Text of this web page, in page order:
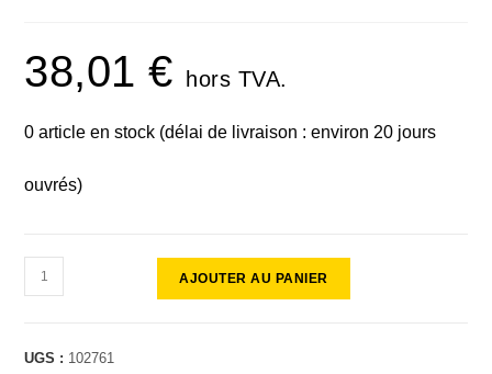
38,01€ hors TVA.
0 article en stock (délai de livraison : environ 20 jours
ouvrés)
AJOUTER AU PANIER
UGS : 102761